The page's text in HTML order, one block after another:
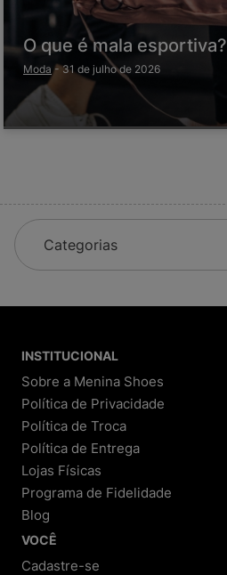
O que é mala esportiva?
Moda - 31 de julho de 2026
Categorias
INSTITUCIONAL
Sobre a Menina Shoes
Política de Privacidade
Política de Troca
Política de Entrega
Lojas Físicas
Programa de Fidelidade
Blog
VOCÊ
Cadastre-se